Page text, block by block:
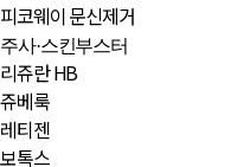
피코웨이 문신제거
주사·스킨부스터
리쥬란 HB
쥬베룩
레티젠
보톡스